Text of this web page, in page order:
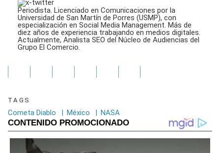
Periodista. Licenciado en Comunicaciones por la
Universidad de San Martín de Porres (USMP), con
especialización en Social Media Management. Más de
diez años de experiencia trabajando en medios digitales.
Actualmente, Analista SEO del Núcleo de Audiencias del
Grupo El Comercio.
TAGS
Cometa Diablo | México | NASA